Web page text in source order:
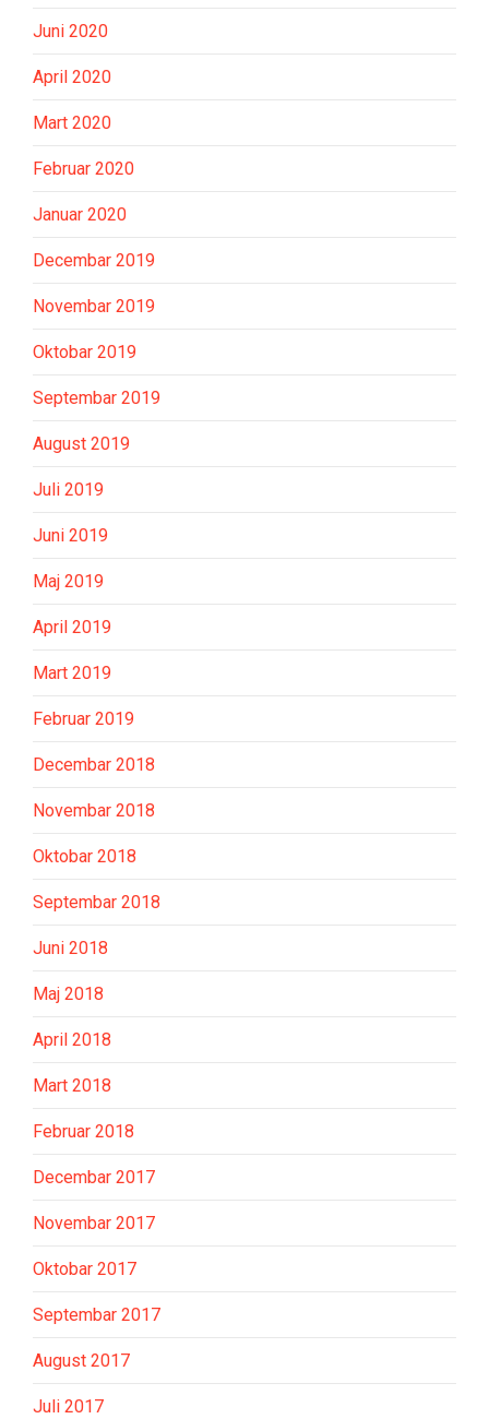
Juni 2020
April 2020
Mart 2020
Februar 2020
Januar 2020
Decembar 2019
Novembar 2019
Oktobar 2019
Septembar 2019
August 2019
Juli 2019
Juni 2019
Maj 2019
April 2019
Mart 2019
Februar 2019
Decembar 2018
Novembar 2018
Oktobar 2018
Septembar 2018
Juni 2018
Maj 2018
April 2018
Mart 2018
Februar 2018
Decembar 2017
Novembar 2017
Oktobar 2017
Septembar 2017
August 2017
Juli 2017